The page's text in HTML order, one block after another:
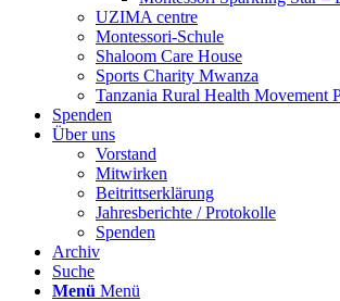
UZIMA centre
Montessori-Schule
Shaloom Care House
Sports Charity Mwanza
Tanzania Rural Health Movement
Spenden
Über uns
Vorstand
Mitwirken
Beitrittserklärung
Jahresberichte / Protokolle
Spenden
Archiv
Suche
Menü Menü